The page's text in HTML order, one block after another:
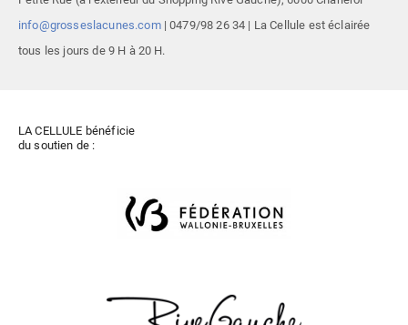
info@grosseslacunes.com|0479/98 26 34 | La Cellule est éclairée
tous les jours de 9 H à 20 H.
LA CELLULE bénéficie
du soutien de :